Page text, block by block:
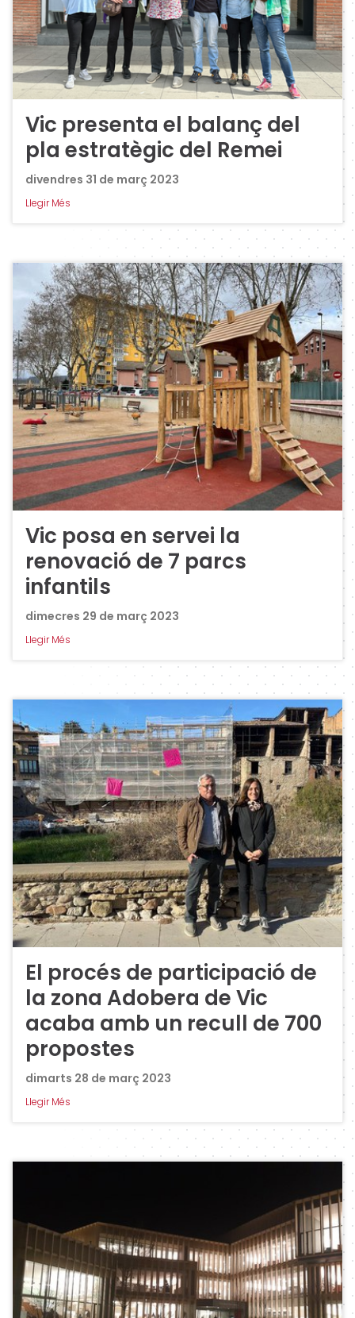
Vic presenta el balanç del
pla estratègic del Remei
divendres 31 de març 2023
Llegir Més
Vic posa en servei la
renovació de 7 parcs
infantils
dimecres 29 de març 2023
Llegir Més
El procés de participació de
la zona Adobera de Vic
acaba amb un recull de 700
propostes
dimarts 28 de març 2023
Llegir Més